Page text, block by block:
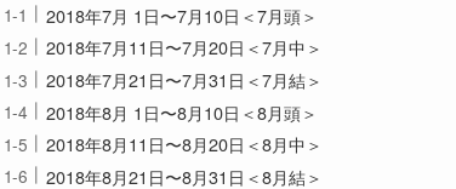
2018年7月 1日〜7月10日＜7月頭＞
2018年7月11日〜7月20日＜7月中＞
2018年7月21日〜7月31日＜7月結＞
2018年8月 1日〜8月10日＜8月頭＞
2018年8月11日〜8月20日＜8月中＞
2018年8月21日〜8月31日＜8月結＞